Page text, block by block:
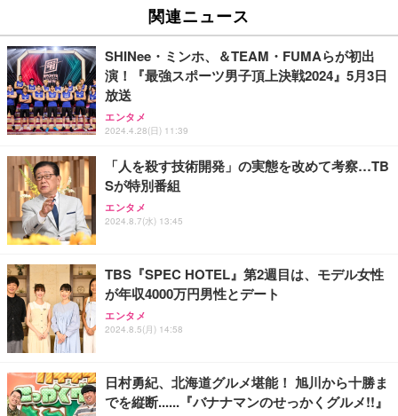
関連ニュース
SHINee・ミンホ、＆TEAM・FUMAらが初出
演！『最強スポーツ男子頂上決戦2024』5月3日
放送
エンタメ
2024.4.28(日) 11:39
「人を殺す技術開発」の実態を改めて考察…TB
Sが特別番組
エンタメ
2024.8.7(水) 13:45
TBS『SPEC HOTEL』第2週目は、モデル女性
が年収4000万円男性とデート
エンタメ
2024.8.5(月) 14:58
日村勇紀、北海道グルメ堪能！ 旭川から十勝ま
でを縦断......『バナナマンのせっかくグルメ!!』